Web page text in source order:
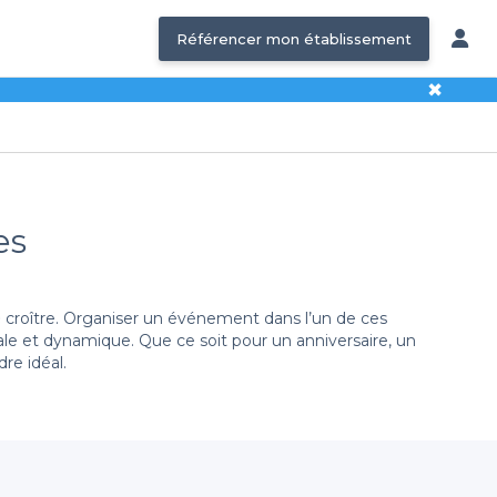
Référencer mon établissement
✖
Organiser un événement dans l’un de ces
et dynamique. Que ce soit pour un anniversaire, un
idéal.
tracas. Notre plateforme vous propose une
ou un cadre plus calme pour discuter autour